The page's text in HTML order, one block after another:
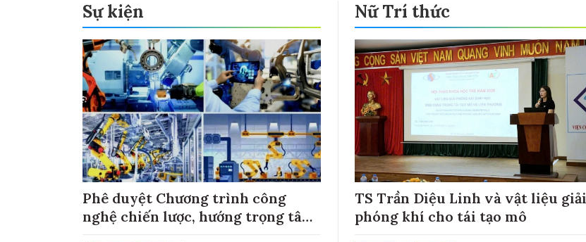
Sự kiện
Phê duyệt Chương trình công
nghệ chiến lược, hướng trọng tâm
Nữ Trí thức
TS Trần Diệu Linh và vật liệu giải
phóng khí cho tái tạo mô